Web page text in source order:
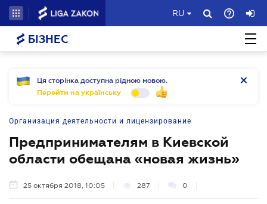
RU
БІЗНЕС
Ця сторінка доступна рідною мовою.
Перейти на українську
Организация деятельности и лицензирование
Предпринимателям в Киевской
области обещана «новая жизнь»
25 октября 2018, 10:05 287 0